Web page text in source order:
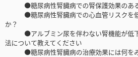
●糖尿病性腎臓病での腎保護効果のある
●糖尿病性腎臓病での心血管リスクを低
か？
●アルブミン尿を伴わない腎機能が低下
法について教えてください
●糖尿病性腎臓病の治療効果には何をみ